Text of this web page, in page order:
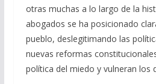
otras muchas a lo largo de la
abogados se ha posicionado
pueblo, deslegitimando las
nuevas reformas
política del miedo y vulneran los